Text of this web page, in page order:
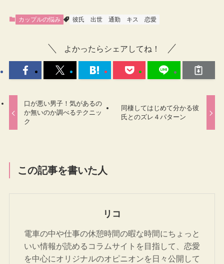
カップルの悩み 彼氏 出世 通勤 キス 恋愛
よかったらシェアしてね！
口が悪い男子！気があるの
か無いのか調べるテクニッ
ク
同棲してはじめて分かる彼
氏とのズレ４パターン
この記事を書いた人
リコ
電車の中や仕事の休憩時間の暇な時間にちょっと
いい情報が読めるコラムサイトを目指して、恋愛
を中心にオリジナルのオピニオンを日々公開して